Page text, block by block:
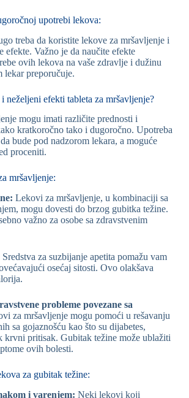
upotrebi lekova:
treba da koristite lekove za mršavljenje i
efekte. Važno je da naučite efekte
ovih lekova na vaše zdravlje i dužinu
lekar preporučuje.
neželjeni efekti tableta za mršavljenje?
mogu imati različite prednosti i
kratkoročno tako i dugoročno. Upotreba
bude pod nadzorom lekara, a moguće
proceniti.
mršavljenje:
Lekovi za mršavljenje, u kombinaciji sa
mogu dovesti do brzog gubitka težine.
važno za osobe sa zdravstvenim
Sredstva za suzbijanje apetita pomažu vam
osećaj sitosti. Ovo olakšava
probleme povezane sa
za mršavljenje mogu pomoći u rešavanju
sa gojaznošću kao što su dijabetes,
krvni pritisak. Gubitak težine može ublažiti
ovih bolesti.
za gubitak težine:
i varenjem: Neki lekovi koji